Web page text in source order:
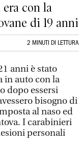
con la
di 19 anni
2 MINUTI DI LETTURA
anni è stato
in auto con la
dopo essersi
bisogno di
al naso ed
I carabinieri
personali